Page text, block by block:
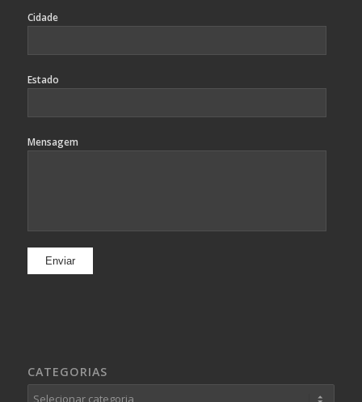
Cidade
Estado
Mensagem
CATEGORIAS
Categorias